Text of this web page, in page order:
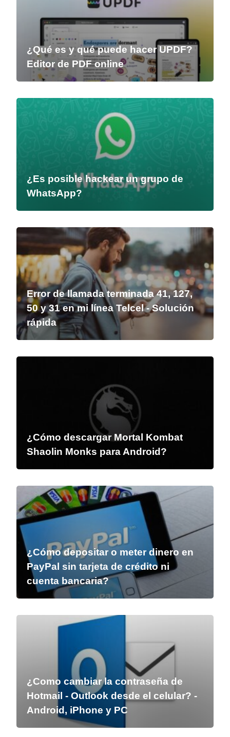
¿Qué es y qué puede hacer UPDF?
Editor de PDF online
¿Es posible hackear un grupo de
WhatsApp?
Error de llamada terminada 41, 127,
50 y 31 en mi línea Telcel - Solución
rápida
¿Cómo descargar Mortal Kombat
Shaolin Monks para Android?
¿Cómo depositar o meter dinero en
PayPal sin tarjeta de crédito ni
cuenta bancaria?
¿Como cambiar la contraseña de
Hotmail - Outlook desde el celular? -
Android, iPhone y PC